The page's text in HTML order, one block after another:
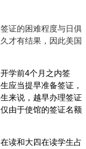
证的困难程度与日俱
才有结果，因此美国
学前4个月之内签
应当提早准备签证，
来说，越早办理签证
由于使馆的签证名额
读和大四在读学生占